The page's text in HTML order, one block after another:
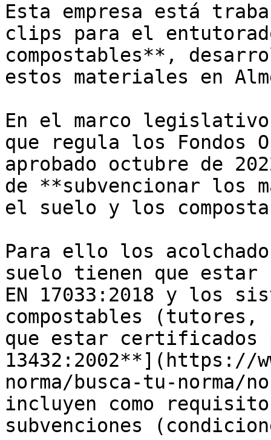
Esta empresa está
clips para el
compostables**,
estos materiales en
En el marco
que regula los Fondos
aprobado octubre de
de **subvencionar los
el suelo y los
Para ello los
suelo tienen que estar
EN 17033:2018 y los
compostables
que estar certificados
13432:2002**](https://
norma/busca-tu-norma/
incluyen como
subvenciones